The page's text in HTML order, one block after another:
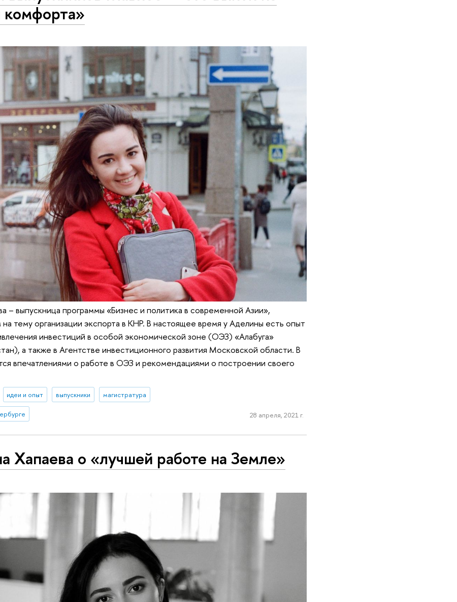
комфорта»
– выпускница программы «Бизнес и политика в современной Азии»,
тему организации экспорта в КНР. В настоящее время у Аделины есть опыт
инвестиций в особой экономической зоне (ОЭЗ) «Алабуга»
а также в Агентстве инвестиционного развития Московской области. В
впечатлениями о работе в ОЭЗ и рекомендациями о построении своего
идеи и опыт выпускники магистратура
28 апреля, 2021 г.
Хапаева о «лучшей работе на Земле»